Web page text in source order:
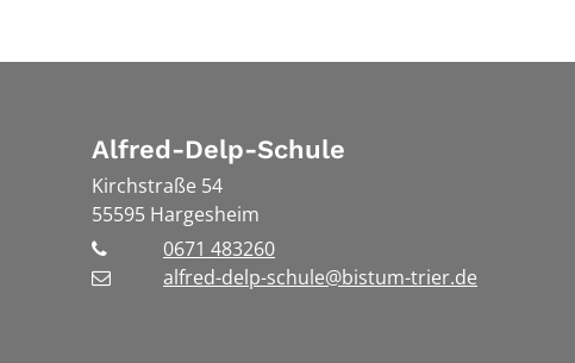
Alfred-Delp-Schule
Kirchstraße 54
55595 Hargesheim
0671 483260
alfred-delp-schule@bistum-trier.de